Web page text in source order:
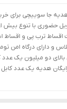
جا سوییچی برای
اقساط ترب پی و اقساط
و دارای درگاه امن
دو میلیون یک عدد
هدیه یک عدد کابل